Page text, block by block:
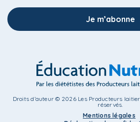
Je m’abonne
Droits d’auteur © 2026 Les Producteurs
réservés.
Mentions légales